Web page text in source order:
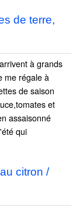
de terre,
à grands
me régale à
de saison
et
assaisonné
qui
citron /